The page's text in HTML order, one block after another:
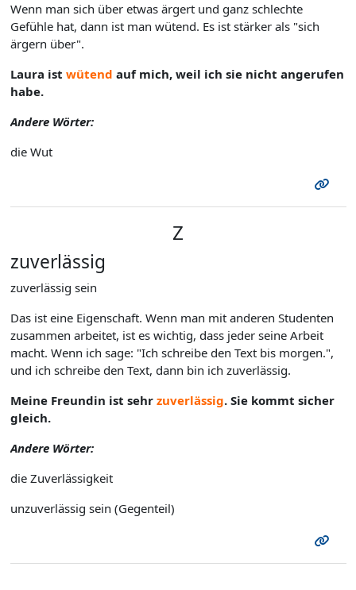
Wenn man sich über etwas ärgert und ganz schlechte
Gefühle hat, dann ist man wütend. Es ist stärker als "sich
ärgern über".
Laura ist wütend auf mich, weil ich sie nicht angerufen
habe.
Andere Wörter:
die Wut
Z
zuverlässig
zuverlässig sein
Das ist eine Eigenschaft. Wenn man mit anderen Studenten
zusammen arbeitet, ist es wichtig, dass jeder seine Arbeit
macht. Wenn ich sage: "Ich schreibe den Text bis morgen.",
und ich schreibe den Text, dann bin ich zuverlässig.
Meine Freundin ist sehr zuverlässig. Sie kommt sicher
gleich.
Andere Wörter:
die Zuverlässigkeit
unzuverlässig sein (Gegenteil)